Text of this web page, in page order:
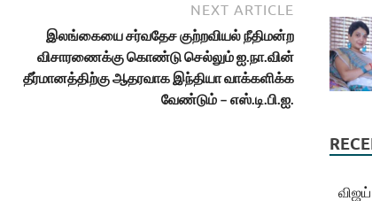
NEXT ARTICLE
இலங்கையை சர்வதேச குற்றவியல் நீதிமன்ற
விசாரணைக்கு கொண்டு செல்லும் ஐ.நா.வின்
தீர்மானத்திற்கு ஆதரவாக இந்தியா வாக்களிக்க
வேண்டும் – எஸ்.டி.பி.ஐ.